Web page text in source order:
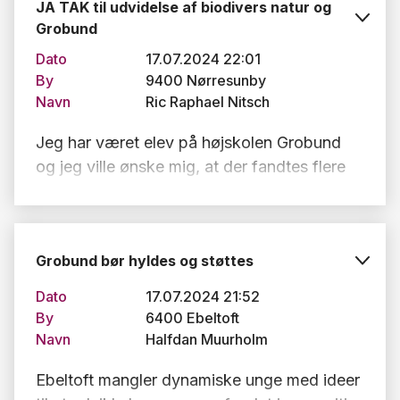
slamdirektiver, bbr18 byggelovgivningen,
indgå i planlægningen af området, men et
landskab med fokus på biodiversitet,
en tid, være mere attraktivt end et
industrikvarter der aldrig kom, et slidt
sikker på, at der er mange der gerne vil eje
nærmeste nabo og som gerne vil overholde
de af fællesskabet vedtagne love og regler.
Hvorfor ikke sælge til dem?
JA TAK til udvidelse af biodivers natur og
Grobund
Dato
17.07.2024 22:01
By
9400 Nørresunby
Navn
Ric Raphael Nitsch
Jeg har været elev på højskolen Grobund
og jeg ville ønske mig, at der fandtes flere
bo og leve mere bæredygtigt. Det har været
utrolig inspirerende at møde og opleve
grobønderne - sjældent har jeg mødt mage
til passionerede og driftige iværksættere.
Jeg er fuldstændig uforstående overfor
Grobund bør hyldes og støttes
Dato
17.07.2024 21:52
By
6400 Ebeltoft
Navn
Halfdan Muurholm
Ebeltoft mangler dynamiske unge med ideer